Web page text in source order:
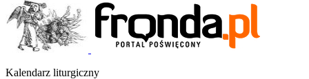
Kalendarz liturgiczny